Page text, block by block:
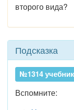
второго вида?
Подсказка
№1314
Вспомните: